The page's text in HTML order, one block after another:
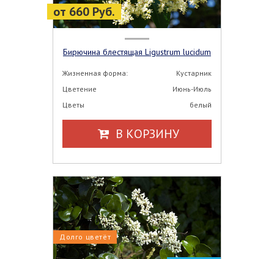
от 660 Руб.
Бирючина блестящая Ligustrum lucidum
Жизненная форма:
Кустарник
Цветение
Июнь-Июль
Цветы
белый
В КОРЗИНУ
Долго цветёт